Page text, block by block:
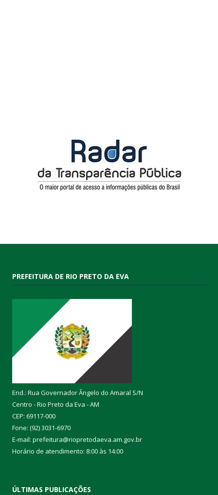
PREFEITURA DE RIO PRETO DA EVA
End.: Rua Governador Ângelo do Amaral S/N
Centro - Rio Preto da Eva - AM
CEP: 69117-000
Fone: (92) 3031-6970
E-mail: prefeitura@riopretodaeva.am.gov.br
Horário de atendimento: 8:00 às 14:00
ÚLTIMAS PUBLICAÇÕES